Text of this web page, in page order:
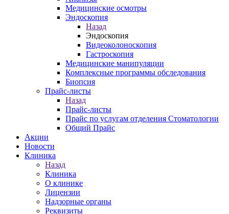
Медицинские осмотры
Эндоскопия
Назад
Эндоскопия
Видеоколоноскопия
Гастроскопия
Медицинские манипуляции
Комплексные программы обследования
Биопсия
Прайс-листы
Назад
Прайс-листы
Прайс по услугам отделения Стоматологии
Общий Прайс
Акции
Новости
Клиника
Назад
Клиника
О клинике
Лицензии
Надзорные органы
Реквизиты